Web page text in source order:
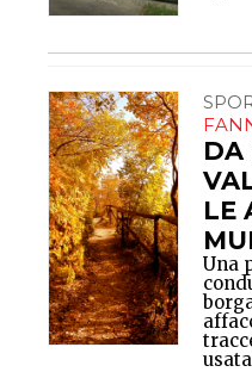
DA
LE
Una